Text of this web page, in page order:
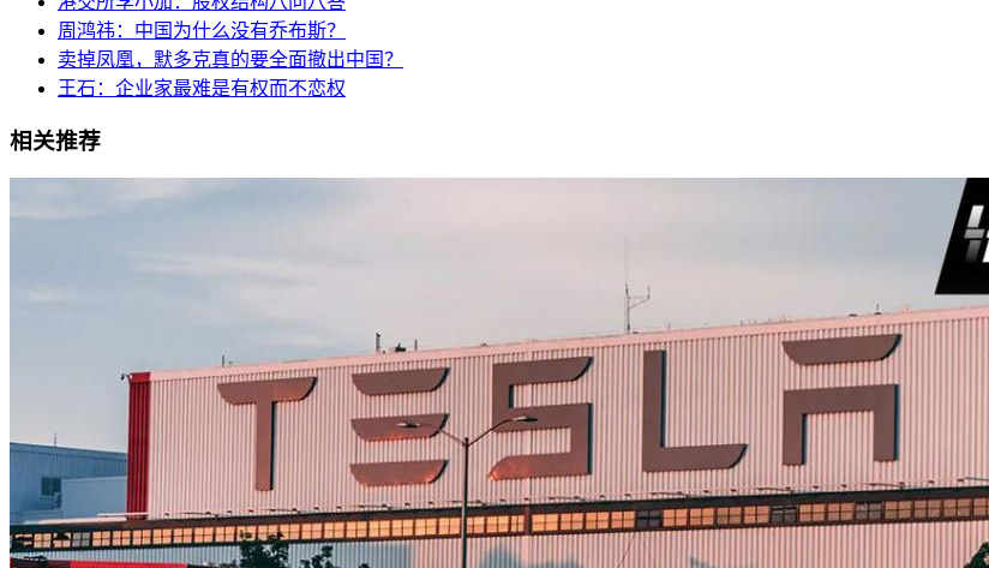
周鸿祎：中国为什么没有乔布斯？
卖掉凤凰，默多克真的要全面撤出中国？
王石：企业家最难是有权而不恋权
相关推荐